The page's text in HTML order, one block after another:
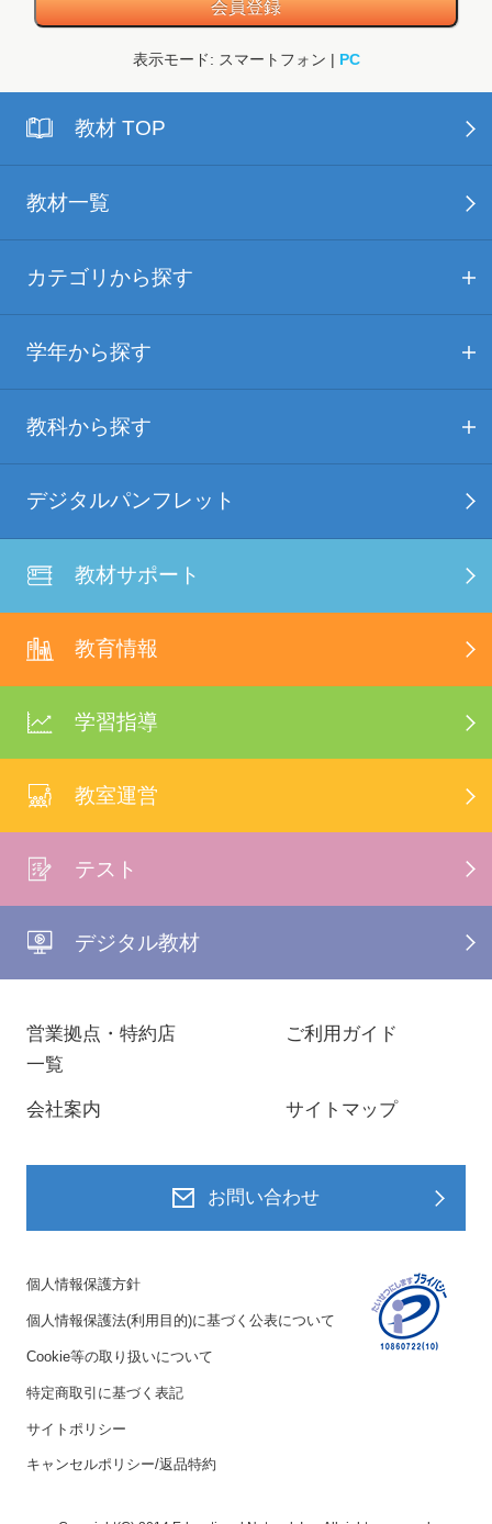
表示モード: スマートフォン | PC
教材 TOP
教材一覧
カテゴリから探す
学年から探す
教科から探す
デジタルパンフレット
教材サポート
教育情報
学習指導
教室運営
テスト
デジタル教材
営業拠点・特約店
一覧
ご利用ガイド
会社案内 サイトマップ
お問い合わせ
個人情報保護方針
個人情報保護法(利用目的)に基づく公表について
Cookie等の取り扱いについて
特定商取引に基づく表記
サイトポリシー
キャンセルポリシー/返品特約